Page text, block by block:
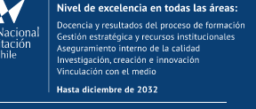
Postulación al AUCAI
Funcionarias/os
internos de capacitación
Bienestar del personal